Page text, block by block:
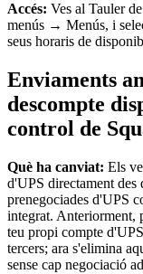
Accés: Ves al Tauler
menús → Menús, i
seus horaris de
Enviaments
descompte
control de
Què ha canviat: Els
d'UPS directament des
prenegociades d'UPS
integrat. Anteriorment,
teu propi compte
tercers; ara s'elimina
sense cap negociació